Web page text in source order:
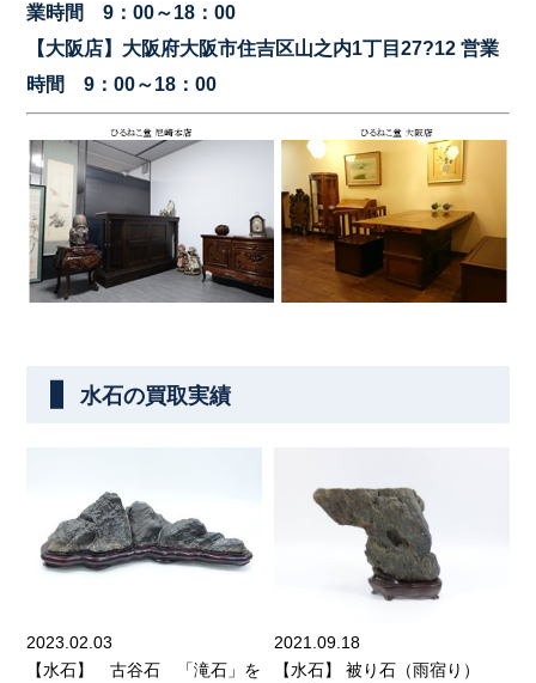
業時間 9：00～18：00
【大阪店】大阪府大阪市住吉区山之内1丁目27?12 営業
時間 9：00～18：00
水石の買取実績
2023.02.03
【水石】 古谷石 「滝石」を
2021.09.18
【水石】 被り石（雨宿り）